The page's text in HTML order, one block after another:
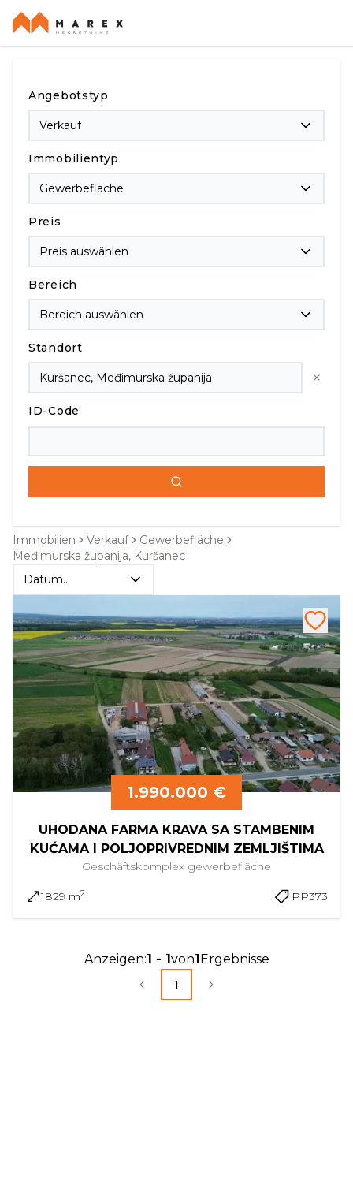
Angebotstyp
Verkauf
Immobilientyp
Gewerbefläche
Preis
Preis auswählen
Bereich
Bereich auswählen
Standort
ID-Code
Immobilien Verkauf
Gewerbefläche
Međimurska županija, Kuršanec
Datum
absteigend
1.990.000 €
UHODANA FARMA KRAVA SA STAMBENIM
KUĆAMA I POLJOPRIVREDNIM ZEMLJIŠTIMA
Geschäftskomplex gewerbefläche
1829 m2 PP373
Anzeigen:1 - 1von1Ergebnisse
1